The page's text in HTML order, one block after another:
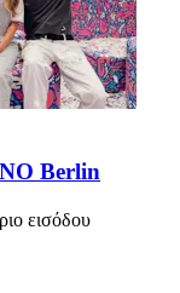
Berlin
εισόδου